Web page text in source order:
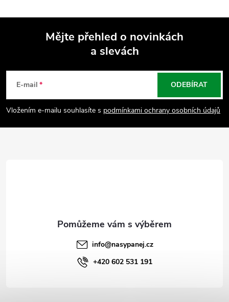
p
a
Mějte přehled o novinkách
a slevách
E-mail
Vložením e-mailu souhlasíte s podmínkami ochrany osobních údajů
ODEBÍRAT
info@nasypanej.cz
+420 602 531 191